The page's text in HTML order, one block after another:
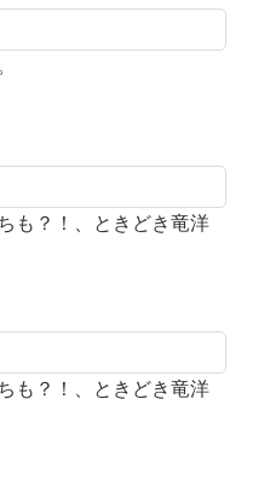
も？！、ときどき竜洋
も？！、ときどき竜洋